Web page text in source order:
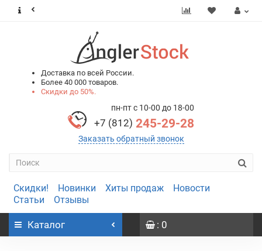
Доставка по всей России.
Более 40 000 товаров.
Скидки до 50%.
пн-пт с 10-00 до 18-00
+7 (812) 245-29-28
Заказать обратный звонок
Скидки! Новинки Хиты продаж
Новости
Статьи
Отзывы
Каталог : 0